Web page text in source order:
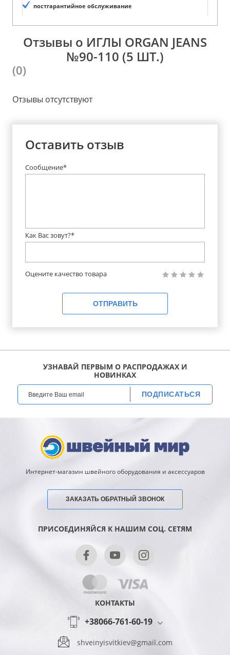
постгарантийное обслуживание
Отзывы о ИГЛЫ ORGAN JEANS
№90-110 (5 ШТ.)
(0)
Отзывы отсутствуют
Оставить отзыв
Сообщение*
Как Вас зовут?*
Оцените качество товара
ОТПРАВИТЬ
УЗНАВАЙ ПЕРВЫМ О РАСПРОДАЖАХ И
НОВИНКАХ
ПОДПИСАТЬСЯ
Интернет-магазин швейного оборудования и аксессуаров
ЗАКАЗАТЬ ОБРАТНЫЙ ЗВОНОК
ПРИСОЕДИНЯЙСЯ К НАШИМ СОЦ. СЕТЯМ
КОНТАКТЫ
+38066-761-60-19
shveinyisvitkiev@gmail.com